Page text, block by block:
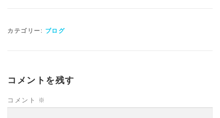
カテゴリー: ブログ
コメントを残す
コメント ※